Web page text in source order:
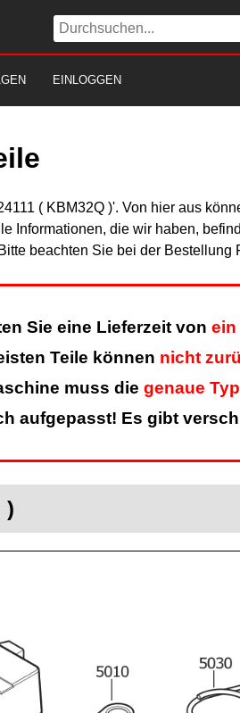
EINLOGGEN
( KBM32Q )'. Von hier aus
Informationen, die wir haben,
beachten Sie bei der Bestellung
Sie eine Lieferzeit von ein
Teile können nicht
muss die genaue
aufgepasst! Es gibt
)